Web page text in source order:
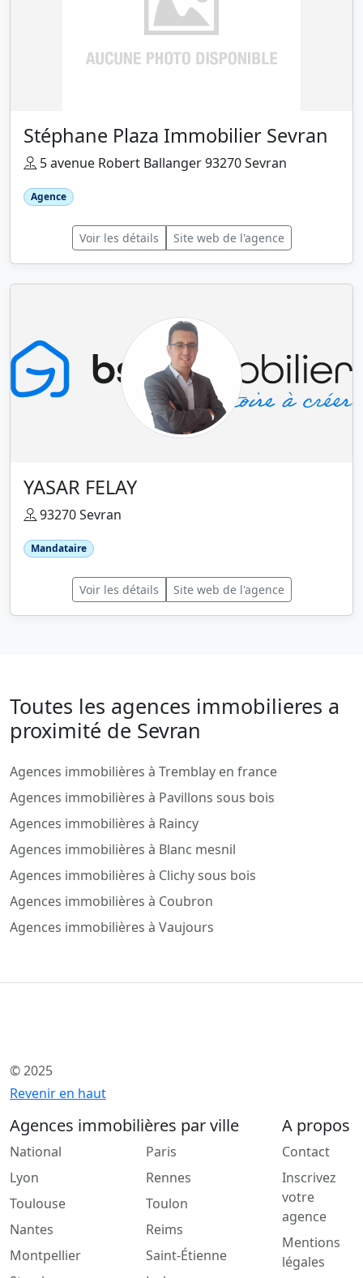
Stéphane Plaza Immobilier Sevran
5 avenue Robert Ballanger 93270 Sevran
Agence
Voir les détails Site web de l'agence
YASAR FELAY
93270 Sevran
Mandataire
Voir les détails Site web de l'agence
Toutes les agences immobilieres a
proximité de Sevran
Agences immobilières à Tremblay en france
Agences immobilières à Pavillons sous bois
Agences immobilières à Raincy
Agences immobilières à Blanc mesnil
Agences immobilières à Clichy sous bois
Agences immobilières à Coubron
Agences immobilières à Vaujours
© 2025
Revenir en haut
Agences immobilières par ville
National
Lyon
Toulouse
Nantes
Montpellier
Paris
Rennes
Toulon
Reims
Saint-Étienne
A propos
Contact
Inscrivez
votre
agence
Mentions
légales